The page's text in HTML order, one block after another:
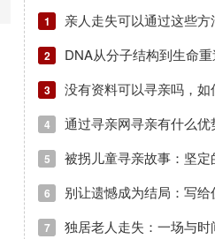
1 亲人走失可以通过这些方
2 DNA从分子结构到生命
3 没有资料可以寻亲吗，如
4 通过寻亲网寻亲有什么优
5 被拐儿童寻亲故事：坚定
6 别让遗憾成为结局：写给仍在
7 独居老人走失：一场与